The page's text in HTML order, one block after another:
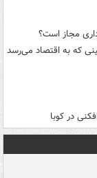
مجاز است؟
که به اقتصاد می‌رسد
در کوبا